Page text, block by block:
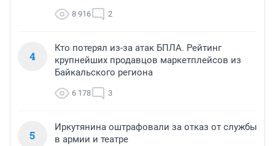
8 916 2
4
Кто потерял из-за атак БПЛА. Рейтинг
крупнейших продавцов маркетплейсов из
Байкальского региона
6 178 3
5
Иркутянина оштрафовали за отказ от службы
в армии и театре